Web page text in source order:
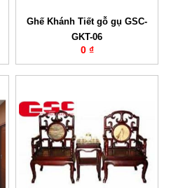
Ghế Khánh Tiết gỗ gụ GSC-
GKT-06
0 ₫